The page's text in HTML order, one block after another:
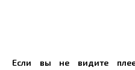
Если вы не видите